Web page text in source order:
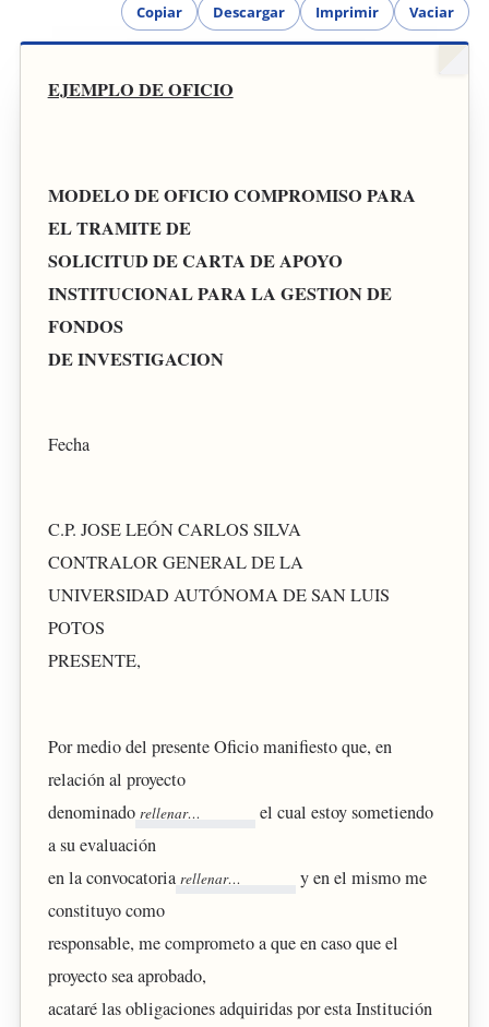
Copiar Descargar Imprimir Vaciar
EJEMPLO DE OFICIO
MODELO DE OFICIO COMPROMISO PARA
EL TRAMITE DE
SOLICITUD DE CARTA DE APOYO
INSTITUCIONAL PARA LA GESTION DE
FONDOS
DE INVESTIGACION
Fecha
C.P. JOSE LEÓN CARLOS SILVA
CONTRALOR GENERAL DE LA
UNIVERSIDAD AUTÓNOMA DE SAN LUIS
POTOS
PRESENTE,
Por medio del presente Oficio manifiesto que, en
relación al proyecto
denominado
el cual estoy sometiendo
a su evaluación
en la convocatoria
y en el mismo me
constituyo como
responsable, me comprometo a que en caso que el
proyecto sea aprobado,
acataré las obligaciones adquiridas por esta Institución